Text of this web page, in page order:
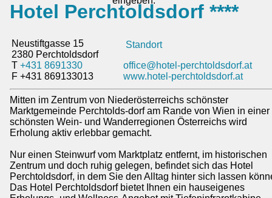
Hotel Perchtoldsdorf ****
Neustiftgasse 15
2380 Perchtoldsdorf
T +431 8691330
F +431 869133013
Standort
office@hotel-perchtoldsdorf.at
www.hotel-perchtoldsdorf.at
Mitten im Zentrum von Niederösterreichs schönster
Marktgemeinde Perchtolds-dorf am Rande von Wien in einer
schönsten Wein- und Wanderregionen Österreichs wird
Erholung aktiv erlebbar gemacht.
Nur einen Steinwurf vom Marktplatz entfernt, im historischen
Zentrum und doch ruhig gelegen, befindet sich das Hotel
Perchtoldsdorf, in dem Sie den Alltag hinter sich lassen
Das Hotel Perchtoldsdorf bietet Ihnen ein hauseigenes